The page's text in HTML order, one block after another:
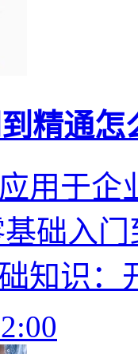
精通怎
用于
础入
知识：